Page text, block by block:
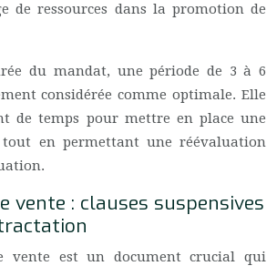
de ressources dans la promotion de
du mandat, une période de 3 à 6
considérée comme optimale. Elle
de temps pour mettre en place une
tout en permettant une réévaluation
vente : clauses suspensives
vente est un document crucial qui